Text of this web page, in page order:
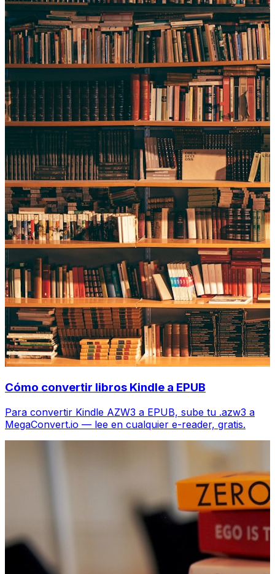
Cómo convertir libros Kindle a EPUB
Para convertir Kindle AZW3 a EPUB, sube tu .azw3 a
MegaConvert.io — lee en cualquier e-reader, gratis.